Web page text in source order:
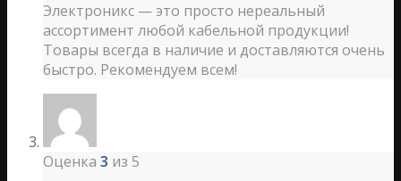
Электроникс — это просто нереальный
ассортимент любой кабельной продукции!
Товары всегда в наличие и доставляются очень
быстро. Рекомендуем всем!
Оценка 3 из 5